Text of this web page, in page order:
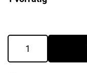
Messer
Miyabi
5000